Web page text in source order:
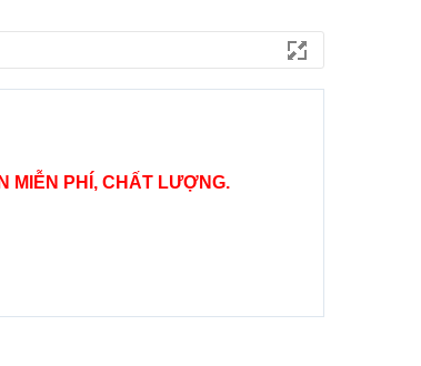
MIỄN PHÍ, CHẤT LƯỢNG.